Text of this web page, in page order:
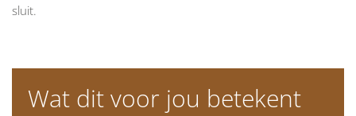
sluit.
Wat dit voor jou betekent